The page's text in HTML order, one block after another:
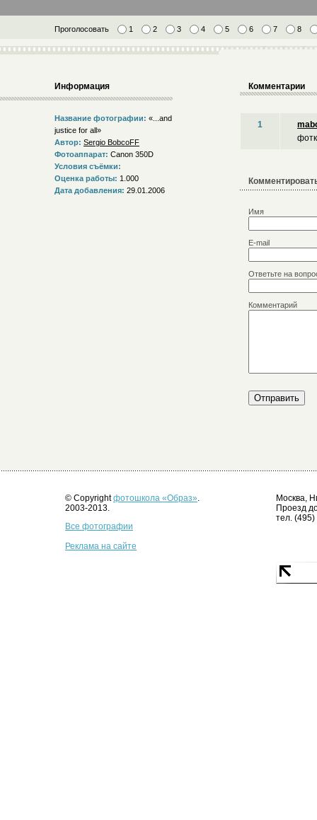
Проголосовать 1 2 3 4 5 6 7 8
Информация
Название фотографии: «...and
justice for all»
Автор: Sergio BobcoFF
Фотоаппарат: Canon 350D
Условия съёмки:
Оценка работы: 1.000
Дата добавления: 29.01.2006
Комментарии
1
Имя
E-mail
Ответьте на
Комментарий
© Copyrightфотошкола «Образ».
2003-2013.
Все фотографии
Реклама на сайте
Москва,
Проезд
тел.